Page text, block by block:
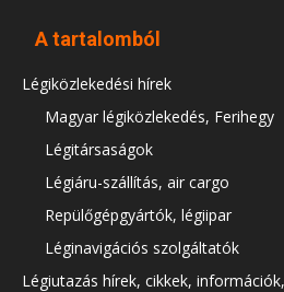
A tartalomból
Légiközlekedési hírek
Magyar légiközlekedés, Ferihegy
Légitársaságok
Légiáru-szállítás, air cargo
Repülőgépgyártók, légiipar
Léginavigációs szolgáltatók
Légiutazás hírek, cikkek,